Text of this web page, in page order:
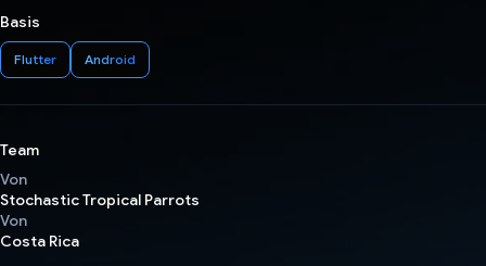
Basis
Flutter Android
Team
Von
Stochastic Tropical Parrots
Von
Costa Rica